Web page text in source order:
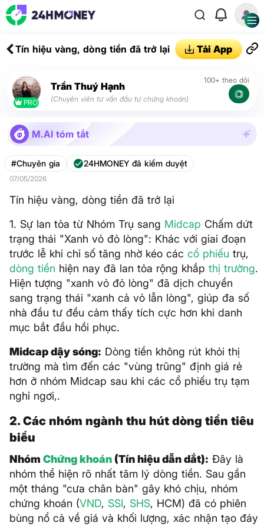
Tín hiệu vàng, dòng tiền đã trở lại Tải App
PRO
Trần Thuý Hạnh
(Chuyên viên tư vấn đầu tư chứng khoán)
100+ theo dõi
M.AI tóm tắt
#Chuyên gia 24HMONEY đã kiểm duyệt
07/05/2026
Tín hiệu vàng, dòng tiền đã trở lại
1. Sự lan tỏa từ Nhóm Trụ sang Midcap Chấm dứt
trạng thái "Xanh vỏ đỏ lòng": Khác với giai đoạn
trước lễ khi chỉ số tăng nhờ kéo các cổ phiếu trụ,
dòng tiền hiện nay đã lan tỏa rộng khắp thị trường.
Hiện tượng "xanh vỏ đỏ lòng" đã dịch chuyển
sang trạng thái "xanh cả vỏ lẫn lòng", giúp đa số
nhà đầu tư đều cảm thấy tích cực hơn khi danh
mục bắt đầu hồi phục.
Midcap dậy sóng: Dòng tiền không rút khỏi thị
trường mà tìm đến các "vùng trũng" định giá rẻ
hơn ở nhóm Midcap sau khi các cổ phiếu trụ tạm
nghỉ ngơi,.
2. Các nhóm ngành thu hút dòng tiền tiêu
biểu
Nhóm Chứng khoán (Tín hiệu dẫn dắt): Đây là
nhóm thể hiện rõ nhất tâm lý dòng tiền. Sau gần
một tháng "cưa chân bàn" gây khó chịu, nhóm
chứng khoán (VND, SSI, SHS, HCM) đã có phiên
bùng nổ cả về giá và khối lượng, xác nhận tạo đáy